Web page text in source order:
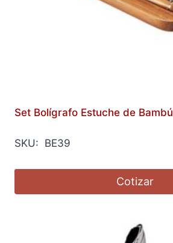
Set Bolígrafo Estuche de Bambú
SKU: BE39
Cotizar